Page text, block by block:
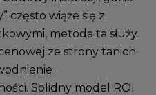
często wiąże się z
metoda ta służy
ze strony tanich
Solidny model ROI